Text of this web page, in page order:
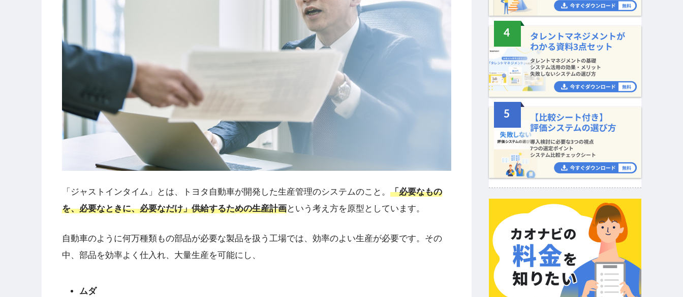
「ジャストインタイム」とは、トヨタ自動車が開発した生産管理のシステムのこと。 「必要なもの
を、必要なときに、必要なだけ」供給するための生産計画という考え方を原型としています。
自動車のように何万種類もの部品が必要な製品を扱う工場では、効率のよい生産が必要です。その
中、部品を効率よく仕入れ、大量生産を可能にし、
ムダ